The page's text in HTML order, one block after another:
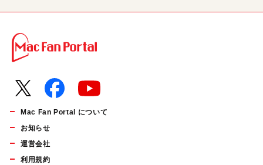
Mac Fan Portal について
お知らせ
運営会社
利用規約